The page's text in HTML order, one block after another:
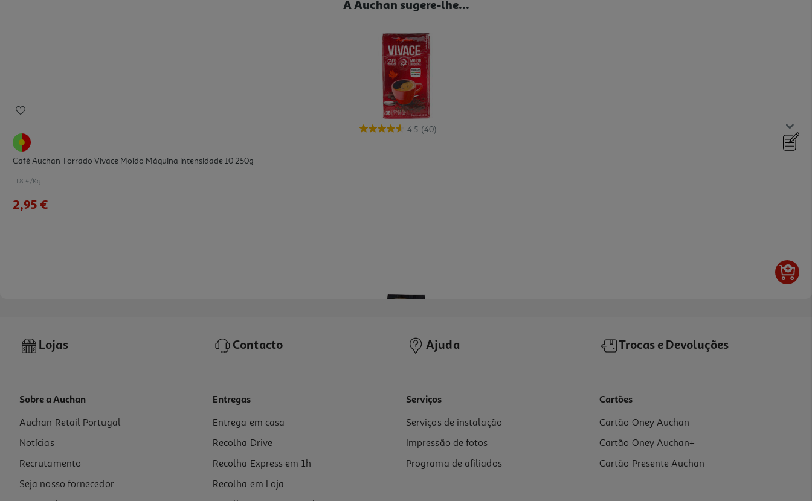
A Auchan sugere-lhe...
4.5 (40)
Café Auchan Torrado Vivace Moído Máquina Intensidade 10 250g
11.8 €/Kg
2,95 €
Café Auchan Gourmet Moído Sensação Colômbia Intensidade 6 250g
19.56 €/Kg
4,89 €
Lojas Contacto Ajuda Trocas e Devoluções
Sobre a Auchan
Auchan Retail Portugal
Notícias
Recrutamento
Seja nosso fornecedor
Entregas
Entrega em casa
Recolha Drive
Recolha Express em 1h
Recolha em Loja
Serviços
Serviços de instalação
Impressão de fotos
Programa de afiliados
Cartões
Cartão Oney Auchan
Cartão Oney Auchan+
Cartão Presente Auchan